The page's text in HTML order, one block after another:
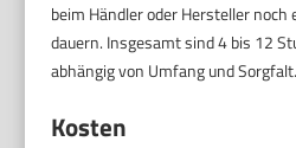
beim Händler oder Hersteller
dauern. Insgesamt sind 4 bis 12
abhängig von Umfang und Sorgfalt.
Kosten